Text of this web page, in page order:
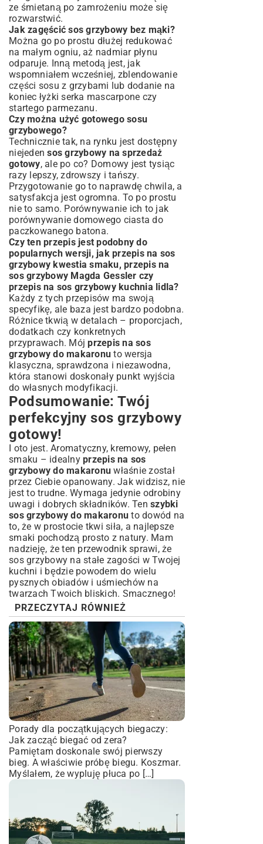
ze śmietaną po zamrożeniu może się
rozwarstwić.
Jak zagęścić sos grzybowy bez mąki?
Można go po prostu dłużej redukować
na małym ogniu, aż nadmiar płynu
odparuje. Inną metodą jest, jak
wspomniałem wcześniej, zblendowanie
części sosu z grzybami lub dodanie na
koniec łyżki serka mascarpone czy
startego parmezanu.
Czy można użyć gotowego sosu
grzybowego?
Technicznie tak, na rynku jest dostępny
niejedensos grzybowy na sprzedaż
gotowy, ale po co? Domowy jest tysiąc
razy lepszy, zdrowszy i tańszy.
Przygotowanie go to naprawdę chwila, a
satysfakcja jest ogromna. To po prostu
nie to samo. Porównywanie ich to jak
porównywanie domowego ciasta do
paczkowanego batona.
Czy ten przepis jest podobny do
popularnych wersji, jak przepis na sos
grzybowy kwestia smaku, przepis na
sos grzybowy Magda Gessler czy
przepis na sos grzybowy kuchnia lidla?
Każdy z tych przepisów ma swoją
specyfikę, ale baza jest bardzo podobna.
Różnice tkwią w detalach – proporcjach,
dodatkach czy konkretnych
przyprawach. Mójprzepis na sos
grzybowy do makaronu to wersja
klasyczna, sprawdzona i niezawodna,
która stanowi doskonały punkt wyjścia
do własnych modyfikacji.
Podsumowanie: Twój
perfekcyjny sos grzybowy
gotowy!
I oto jest. Aromatyczny, kremowy, pełen
smaku – idealny przepis na sos
grzybowy do makaronu właśnie został
przez Ciebie opanowany. Jak widzisz, nie
jest to trudne. Wymaga jedynie odrobiny
uwagi i dobrych składników. Ten szybki
sos grzybowy do makaronu to dowód na
to, że w prostocie tkwi siła, a najlepsze
smaki pochodzą prosto z natury. Mam
nadzieję, że ten przewodnik sprawi, że
sos grzybowy na stałe zagości w Twojej
kuchni i będzie powodem do wielu
pysznych obiadów i uśmiechów na
twarzach Twoich bliskich. Smacznego!
PRZECZYTAJ RÓWNIEŻ
Porady dla początkujących biegaczy:
Jak zacząć biegać od zera?
Pamiętam doskonale swój pierwszy
bieg. A właściwie próbę biegu. Koszmar.
Myślałem, że wypluję płuca po […]